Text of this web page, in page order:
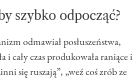
szybko odpocząć?
odmawiał posłuszeństwa,
i cały czas produkowała raniące i
się ruszają”, „weź coś zrób ze